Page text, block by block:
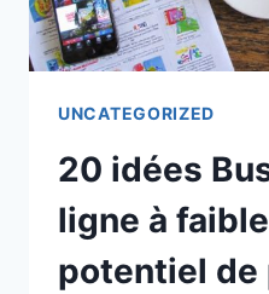
UNCATEGORIZED
20 idées
ligne à
potentiel de